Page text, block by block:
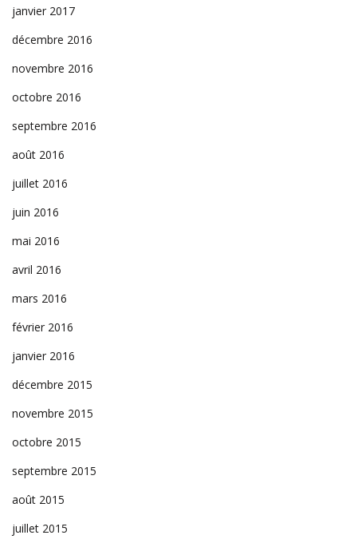
janvier 2017
décembre 2016
novembre 2016
octobre 2016
septembre 2016
août 2016
juillet 2016
juin 2016
mai 2016
avril 2016
mars 2016
février 2016
janvier 2016
décembre 2015
novembre 2015
octobre 2015
septembre 2015
août 2015
juillet 2015